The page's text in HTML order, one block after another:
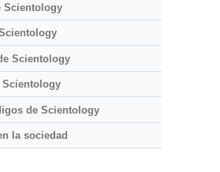
Scientology
Scientology
Scientology
de Scientology
la sociedad